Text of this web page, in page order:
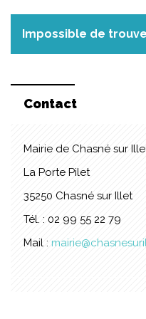
Impossible de
Contact
Mairie de Chasné sur
La Porte Pilet
35250 Chasné sur Illet
Tél. : 02 99 55 22 79
Mail :